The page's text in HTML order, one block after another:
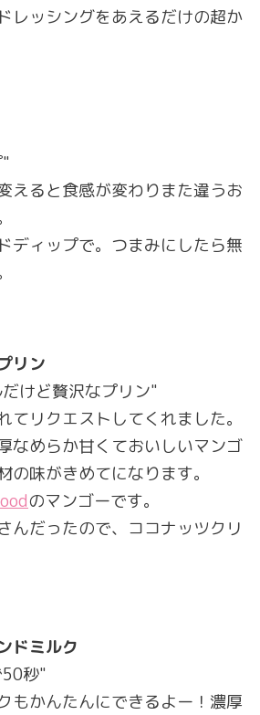
レッシングをあえるだけの超か
えると食感が変わりまた違うお
ディップで。つまみにしたら無
リン
けど贅沢なプリン"
てリクエストしてくれました。
なめらか甘くておいしいマンゴ
の味がきめてになります。
のマンゴーです。
んだったので、ココナッツクリ
ドミルク
秒"
もかんたんにできるよー！濃厚